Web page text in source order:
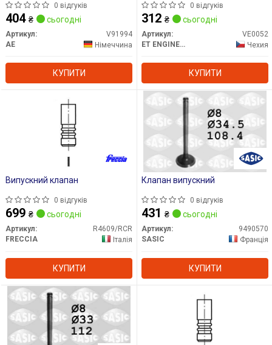
0 відгуків
404 ₴ сьогодні
Артикул:
V91994
AE
Німеччина
КУПИТИ
0 відгуків
312 ₴ сьогодні
Артикул:
VE0052
ET ENGINETEAM
Чехия
КУПИТИ
Випускний клапан
0 відгуків
699 ₴ сьогодні
Артикул:
R4609/RCR
FRECCIA
Італія
КУПИТИ
Клапан випускний
0 відгуків
431 ₴ сьогодні
Артикул:
9490570
SASIC
Франція
КУПИТИ